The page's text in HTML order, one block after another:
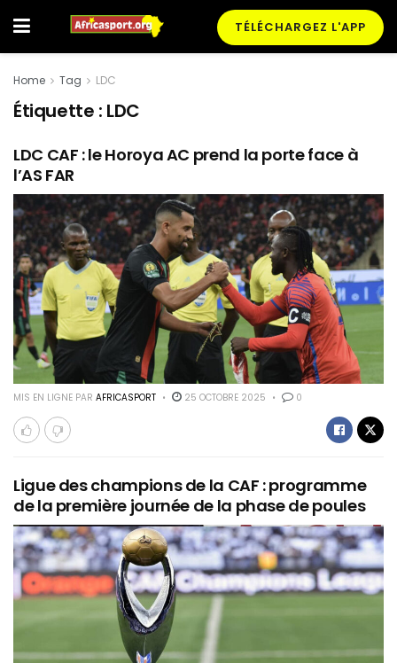
TÉLÉCHARGEZ L'APP
Home Tag LDC
Étiquette : LDC
LDC CAF : le Horoya AC prend la porte face à
l’AS FAR
MIS EN LIGNE PAR AFRICASPORT 25 OCTOBRE 2025 0
Ligue des champions de la CAF : programme
de la première journée de la phase de poules